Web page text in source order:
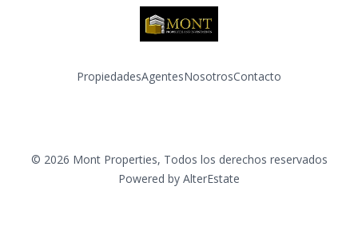
PropiedadesAgentesNosotrosContacto
© 2026 Mont Properties, Todos los derechos reservados
Powered by AlterEstate